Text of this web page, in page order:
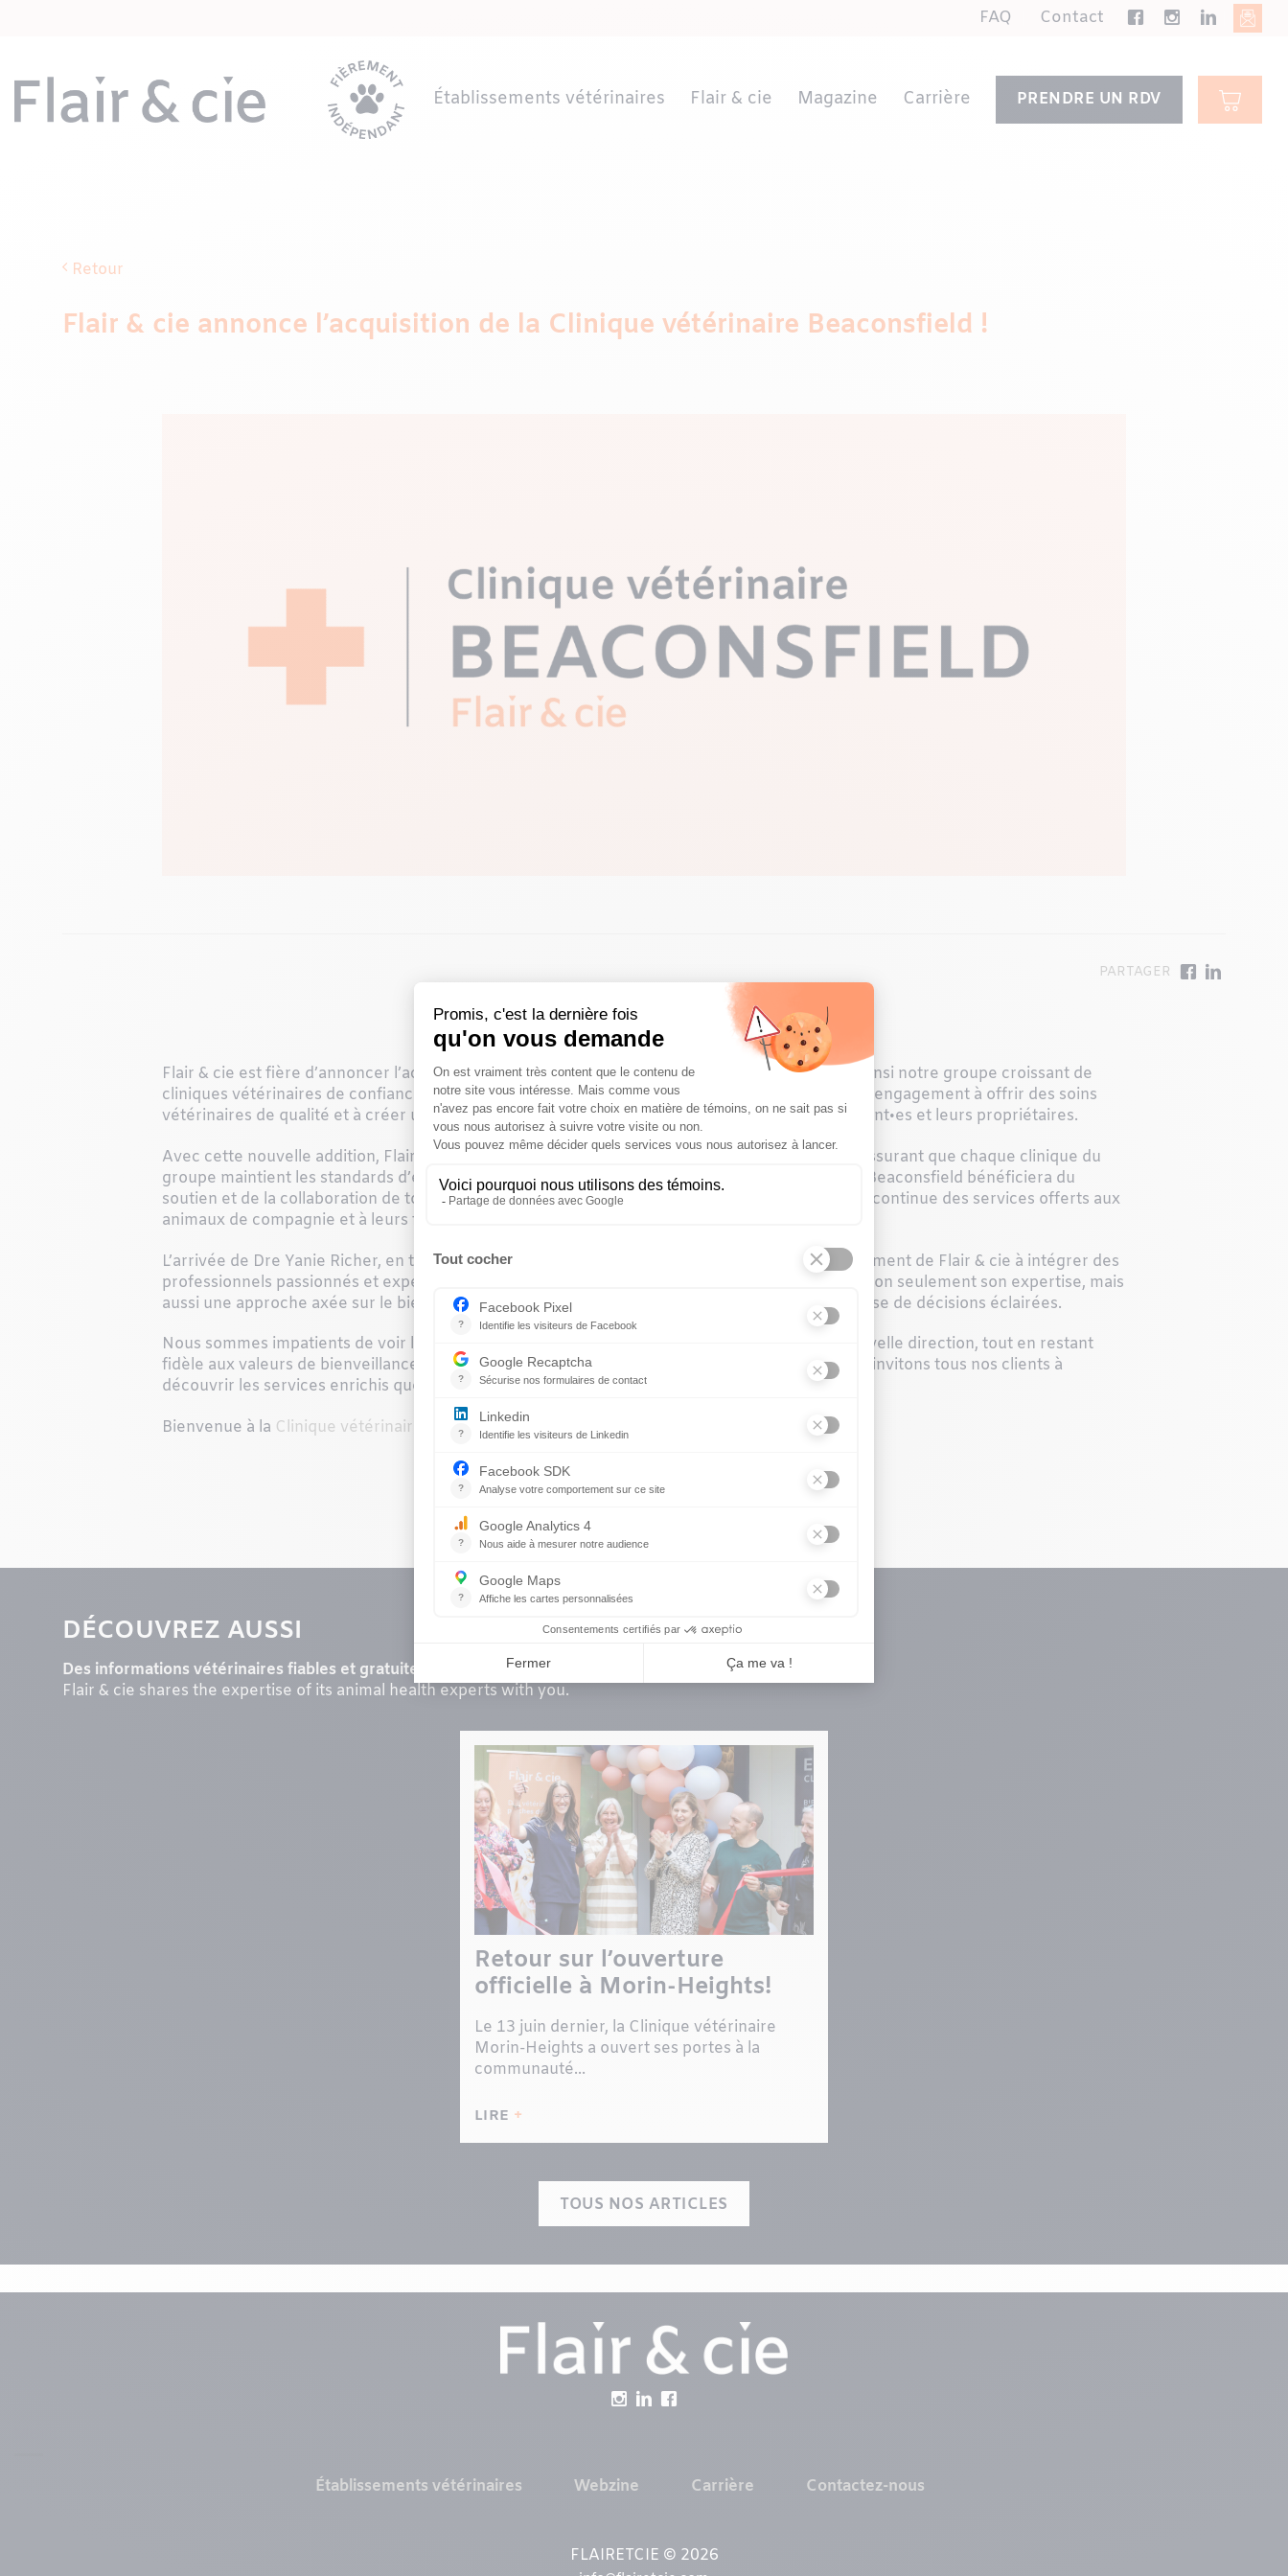
FAQ Contact
Établissements vétérinaires Flair & cie Magazine Carrière PRENDRE UN RDV
Retour
Flair & cie annonce l’acquisition de la Clinique vétérinaire Beaconsfield !
Flair & cie est fière d’annoncer l’acquisition de la Clinique vétérinaire Beaconsfield, qui rejoint ainsi notre groupe croissant de
cliniques vétérinaires de confiance. Cette acquisition marque une étape importante dans notre engagement à offrir des soins
vétérinaires de qualité et à créer un environnement chaleureux et professionnel pour nos patient•es et leurs propriétaires.
Avec cette nouvelle addition, Flair & cie continue de renforcer sa présence dans la région, en assurant que chaque clinique du
groupe maintient les standards d’excellence qui font notre renommée. La Clinique vétérinaire Beaconsfield bénéficiera du
soutien et de la collaboration de toute l’équipe de Flair & cie, permettant ainsi une amélioration continue des services offerts aux
animaux de compagnie et à leurs familles.
L’arrivée de Dre Yanie Richer, en tant que nouvelle propriétaire associée, témoigne de l’engagement de Flair & cie à intégrer des
professionnels passionnés et expérimentés au sein de son organisation. Dre Richer apportera non seulement son expertise, mais
aussi une approche axée sur le bien-être des animaux et le soutien des propriétaires dans la prise de décisions éclairées.
Nous sommes impatients de voir la Clinique vétérinaire Beaconsfield prospérer sous cette nouvelle direction, tout en restant
fidèle aux valeurs de bienveillance, d’empathie et de respect qui caractérisent Flair & cie. Nous invitons tous nos clients à
découvrir les services enrichis que cette acquisition apportera à la communauté.
Bienvenue à la Clinique vétérinaire Beaconsfielddans la famille Flair & cie !
DÉCOUVREZ AUSSI
Des informations vétérinaires fiables et gratuites !
Flair & cie shares the expertise of its animal health experts with you.
Retour sur l’ouverture
officielle à Morin-Heights!
Le 13 juin dernier, la Clinique vétérinaire
Morin-Heights a ouvert ses portes à la
communauté...
LIRE
TOUS NOS ARTICLES
Établissements vétérinaires Webzine Carrière Contactez-nous
FLAIRETCIE © 2026